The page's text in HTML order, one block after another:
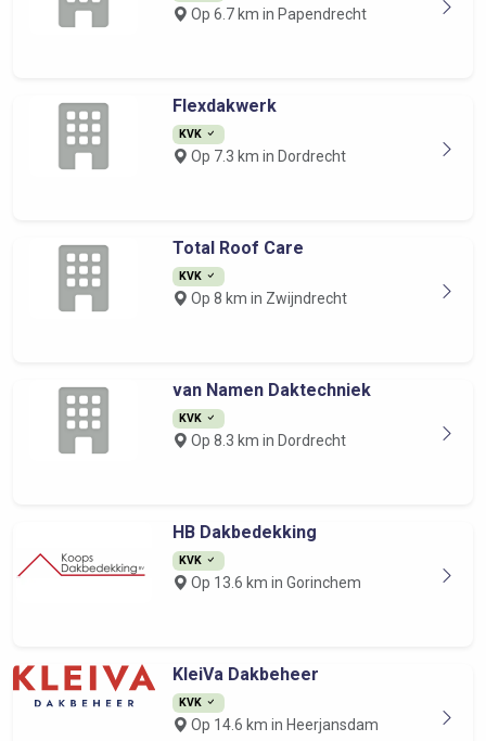
Op 6.7 km in Papendrecht
Flexdakwerk
KVK
Op 7.3 km in Dordrecht
Total Roof Care
KVK
Op 8 km in Zwijndrecht
van Namen Daktechniek
KVK
Op 8.3 km in Dordrecht
HB Dakbedekking
KVK
Op 13.6 km in Gorinchem
KleiVa Dakbeheer
KVK
Op 14.6 km in Heerjansdam